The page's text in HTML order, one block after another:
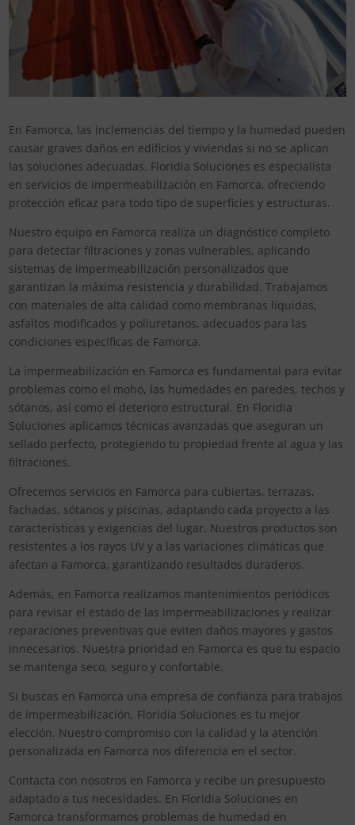
En Famorca, las inclemencias del tiempo y la humedad pueden
causar graves daños en edificios y viviendas si no se aplican
las soluciones adecuadas. Floridia Soluciones es especialista
en servicios de impermeabilización en Famorca, ofreciendo
protección eficaz para todo tipo de superficies y estructuras.
Nuestro equipo en Famorca realiza un diagnóstico completo
para detectar filtraciones y zonas vulnerables, aplicando
sistemas de impermeabilización personalizados que
garantizan la máxima resistencia y durabilidad. Trabajamos
con materiales de alta calidad como membranas líquidas,
asfaltos modificados y poliuretanos, adecuados para las
condiciones específicas de Famorca.
La impermeabilización en Famorca es fundamental para evitar
problemas como el moho, las humedades en paredes, techos y
sótanos, así como el deterioro estructural. En Floridia
Soluciones aplicamos técnicas avanzadas que aseguran un
sellado perfecto, protegiendo tu propiedad frente al agua y las
filtraciones.
Ofrecemos servicios en Famorca para cubiertas, terrazas,
fachadas, sótanos y piscinas, adaptando cada proyecto a las
características y exigencias del lugar. Nuestros productos son
resistentes a los rayos UV y a las variaciones climáticas que
afectan a Famorca, garantizando resultados duraderos.
Además, en Famorca realizamos mantenimientos periódicos
para revisar el estado de las impermeabilizaciones y realizar
reparaciones preventivas que eviten daños mayores y gastos
innecesarios. Nuestra prioridad en Famorca es que tu espacio
se mantenga seco, seguro y confortable.
Si buscas en Famorca una empresa de confianza para trabajos
de impermeabilización, Floridia Soluciones es tu mejor
elección. Nuestro compromiso con la calidad y la atención
personalizada en Famorca nos diferencia en el sector.
Contacta con nosotros en Famorca y recibe un presupuesto
adaptado a tus necesidades. En Floridia Soluciones en
Famorca transformamos problemas de humedad en